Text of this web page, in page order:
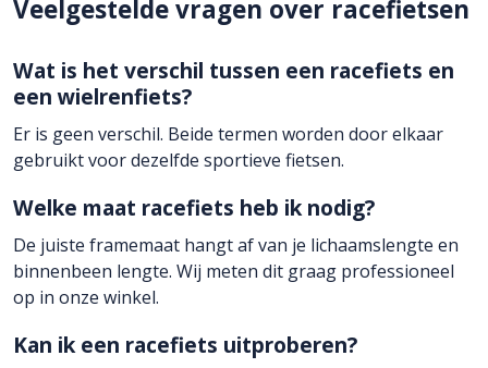
Veelgestelde vragen over racefietsen
Wat is het verschil tussen een racefiets en
een wielrenfiets?
Er is geen verschil. Beide termen worden door elkaar
gebruikt voor dezelfde sportieve fietsen.
Welke maat racefiets heb ik nodig?
De juiste framemaat hangt af van je lichaamslengte en
binnenbeen lengte. Wij meten dit graag professioneel
op in onze winkel.
Kan ik een racefiets uitproberen?